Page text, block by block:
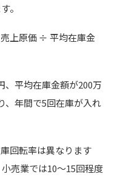
。
上原価 ÷ 平均在庫金
、平均在庫金額が200万
、年間で5回在庫が入れ
回転率は異なります
売業では10〜15回程度